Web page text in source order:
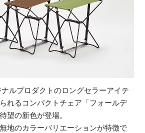
ルプロダクトのロングセラーアイテ
れるコンパクトチェア「フォールデ
望の新色が登場。
地のカラーバリエーションが特徴で